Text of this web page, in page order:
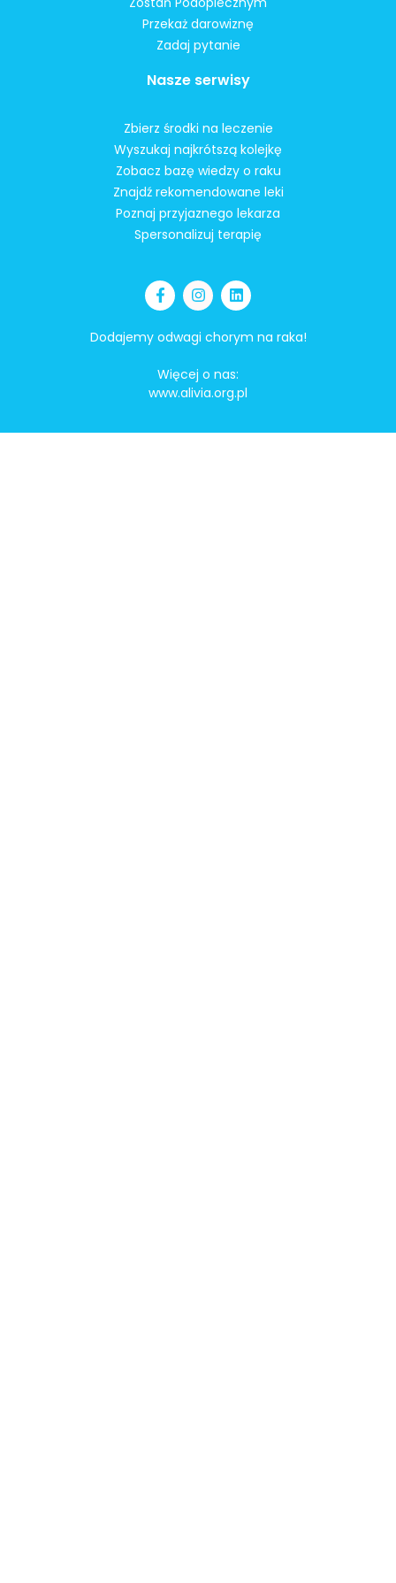
Przekaż darowiznę
Zadaj pytanie
Nasze serwisy
Zbierz środki na leczenie
Wyszukaj najkrótszą kolejkę
Zobacz bazę wiedzy o raku
Znajdź rekomendowane leki
Poznaj przyjaznego lekarza
Spersonalizuj terapię
Dodajemy odwagi chorym na raka!
Więcej o nas:
www.alivia.org.pl